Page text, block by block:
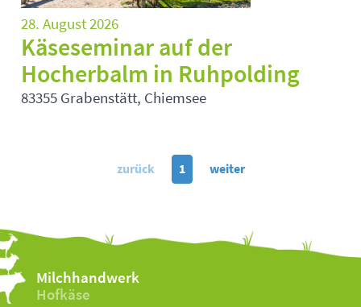
28. August 2026
Käseseminar auf der
Hocherbalm in Ruhpolding
83355 Grabenstätt, Chiemsee
zurück 1 weiter
Milchhandwerk
Hofkäse